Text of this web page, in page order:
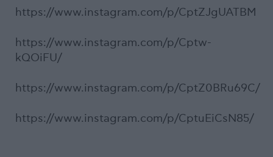
https://www.instagram.com/p/CptZJgUATBM
https://www.instagram.com/p/Cptw-
kQOiFU/
https://www.instagram.com/p/CptZ0BRu69C/
https://www.instagram.com/p/CptuEiCsN85/